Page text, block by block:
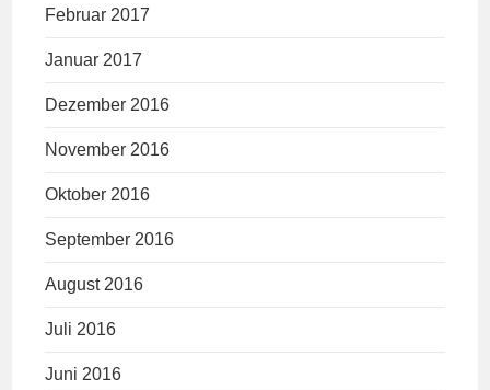
Februar 2017
Januar 2017
Dezember 2016
November 2016
Oktober 2016
September 2016
August 2016
Juli 2016
Juni 2016